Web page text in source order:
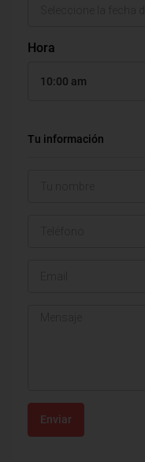
Hora
10:00 am
Tu información
Enviar